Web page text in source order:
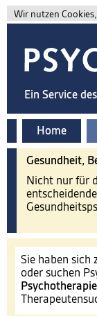
Wir nutzen
Ein Service
Home
Gesundheit,
Nicht nur für
Sie haben sich
oder suchen